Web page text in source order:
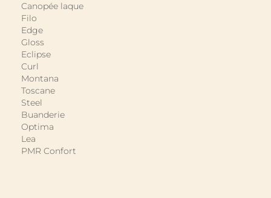
Canopée laque
Filo
Edge
Gloss
Eclipse
Curl
Montana
Toscane
Steel
Buanderie
Optima
Lea
PMR Confort